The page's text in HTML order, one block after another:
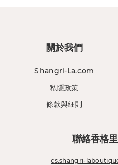
關於我們
Shangri-La.com
私隱政策
條款與細則
聯絡香格
cs.shangri-